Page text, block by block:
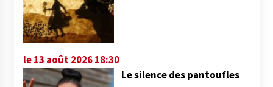
le 13 août 2026 18:30
Le silence des pantoufles